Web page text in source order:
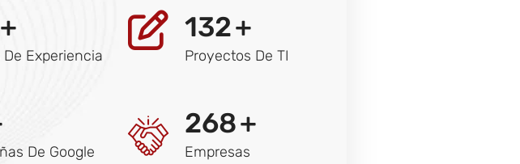
+
Experiencia
De Google
132+
Proyectos De TI
268+
Empresas